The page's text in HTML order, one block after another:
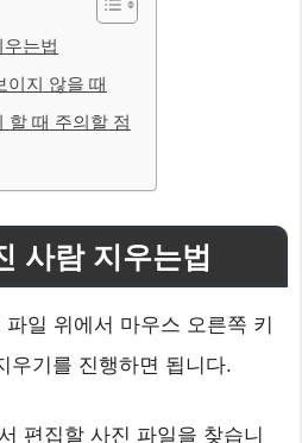
는법
이지 않을 때
할 때 주의할 점
사람 지우는법
일 위에서 마우스 오른쪽 키
우기를 진행하면 됩니다.
편집할 사진 파일을 찾습니